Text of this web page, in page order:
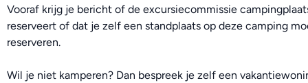
Vooraf krijg je bericht of de excursiecommissie
reserveert of dat je zelf een standplaats op deze camping
reserveren.
Wil je niet kamperen? Dan bespreek je zelf een